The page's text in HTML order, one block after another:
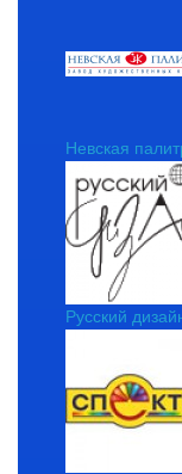
Невская
Русский